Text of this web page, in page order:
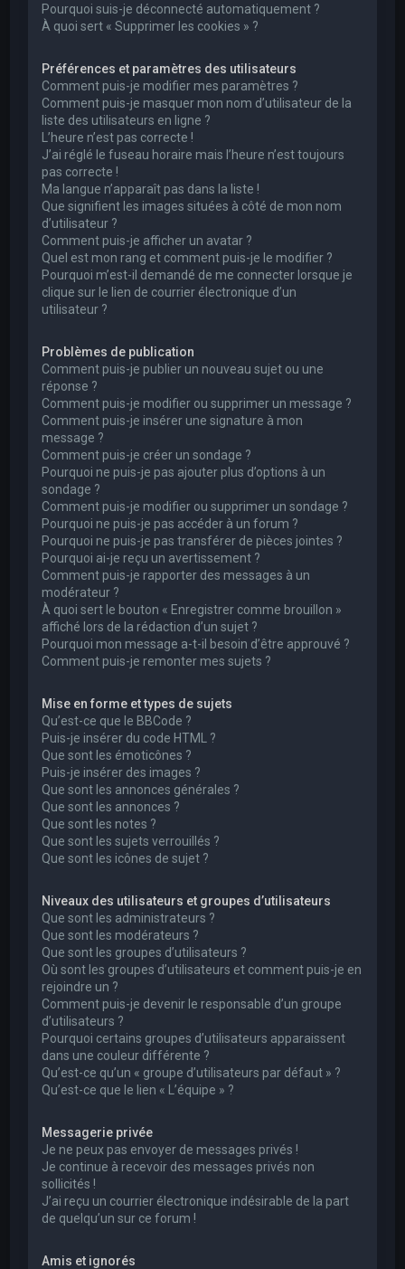
Pourquoi suis-je déconnecté automatiquement ?
À quoi sert « Supprimer les cookies » ?
Préférences et paramètres des utilisateurs
Comment puis-je modifier mes paramètres ?
Comment puis-je masquer mon nom d’utilisateur de la
liste des utilisateurs en ligne ?
L’heure n’est pas correcte !
J’ai réglé le fuseau horaire mais l’heure n’est toujours
pas correcte !
Ma langue n’apparaît pas dans la liste !
Que signifient les images situées à côté de mon nom
d’utilisateur ?
Comment puis-je afficher un avatar ?
Quel est mon rang et comment puis-je le modifier ?
Pourquoi m’est-il demandé de me connecter lorsque je
clique sur le lien de courrier électronique d’un
utilisateur ?
Problèmes de publication
Comment puis-je publier un nouveau sujet ou une
réponse ?
Comment puis-je modifier ou supprimer un message ?
Comment puis-je insérer une signature à mon
message ?
Comment puis-je créer un sondage ?
Pourquoi ne puis-je pas ajouter plus d’options à un
sondage ?
Comment puis-je modifier ou supprimer un sondage ?
Pourquoi ne puis-je pas accéder à un forum ?
Pourquoi ne puis-je pas transférer de pièces jointes ?
Pourquoi ai-je reçu un avertissement ?
Comment puis-je rapporter des messages à un
modérateur ?
À quoi sert le bouton « Enregistrer comme brouillon »
affiché lors de la rédaction d’un sujet ?
Pourquoi mon message a-t-il besoin d’être approuvé ?
Comment puis-je remonter mes sujets ?
Mise en forme et types de sujets
Qu’est-ce que le BBCode ?
Puis-je insérer du code HTML ?
Que sont les émoticônes ?
Puis-je insérer des images ?
Que sont les annonces générales ?
Que sont les annonces ?
Que sont les notes ?
Que sont les sujets verrouillés ?
Que sont les icônes de sujet ?
Niveaux des utilisateurs et groupes d’utilisateurs
Que sont les administrateurs ?
Que sont les modérateurs ?
Que sont les groupes d’utilisateurs ?
Où sont les groupes d’utilisateurs et comment puis-je en
rejoindre un ?
Comment puis-je devenir le responsable d’un groupe
d’utilisateurs ?
Pourquoi certains groupes d’utilisateurs apparaissent
dans une couleur différente ?
Qu’est-ce qu’un « groupe d’utilisateurs par défaut » ?
Qu’est-ce que le lien « L’équipe » ?
Messagerie privée
Je ne peux pas envoyer de messages privés !
Je continue à recevoir des messages privés non
sollicités !
J’ai reçu un courrier électronique indésirable de la part
de quelqu’un sur ce forum !
Amis et ignorés